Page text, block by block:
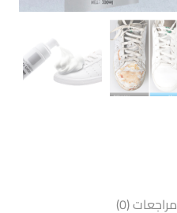
مراجعات (0)